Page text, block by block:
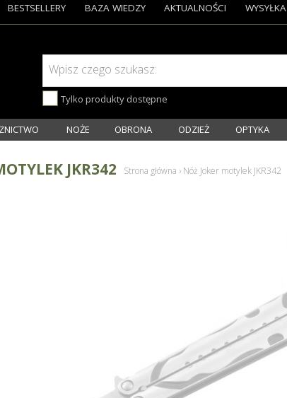
Wpisz czego szukasz:
Tylko produkty dostępne
BESTSELLERY BAZA WIEDZY AKTUALNOŚCI WYSYŁKA
NOŻE OBRONA ODZIEŻ OPTYKA
JKR342 Strona główna › Nóż Joker motylek JKR342